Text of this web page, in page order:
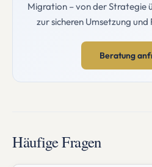
Migration – von der Strategie
zur sicheren Umsetzung
Beratung
Häufige Fragen